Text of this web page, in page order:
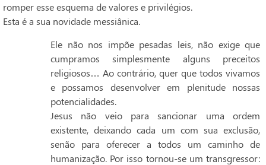
romper esse esquema de valores e privilégios.
Esta é a sua novidade messiânica.
Ele não nos impõe pesadas leis, não exige que
cumpramos simplesmente alguns preceitos
religiosos… Ao contrário, quer que todos vivamos
e possamos desenvolver em plenitude nossas
potencialidades.
Jesus não veio para sancionar uma ordem
existente, deixando cada um com sua exclusão,
senão para oferecer a todos um caminho de
humanização. Por isso tornou-se um transgressor: